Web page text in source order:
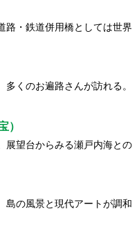
路・鉄道併用橋としては世界
多くのお遍路さんが訪れる。
）
展望台からみる瀬戸内海との
島の風景と現代アートが調和